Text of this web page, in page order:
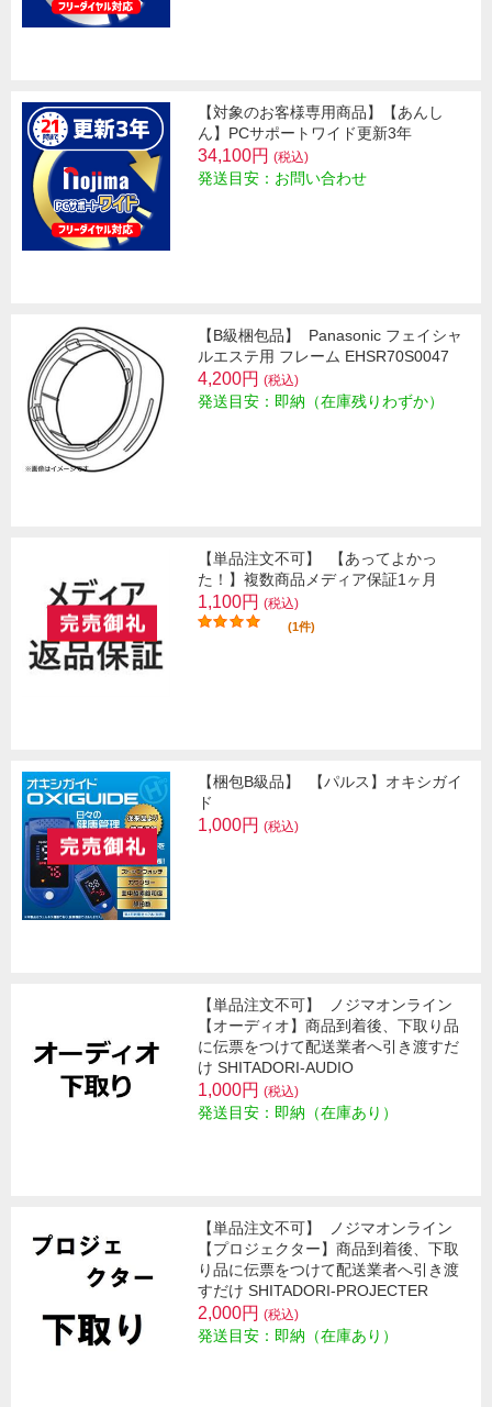
【対象のお客様専用商品】【あんし
ん】PCサポートワイド更新3年
34,100円 (税込)
発送目安：お問い合わせ
【B級梱包品】
Panasonic フェイシャ
ルエステ用 フレーム EHSR70S0047
4,200円 (税込)
発送目安：即納（在庫残りわずか）
【単品注文不可】
【あってよかっ
た！】複数商品メディア保証1ヶ月
1,100円 (税込)
(1件)
【梱包B級品】
【パルス】オキシガイ
ド
1,000円 (税込)
【単品注文不可】
ノジマオンライン
【オーディオ】商品到着後、下取り品
に伝票をつけて配送業者へ引き渡すだ
け SHITADORI-AUDIO
1,000円 (税込)
発送目安：即納（在庫あり）
【単品注文不可】
ノジマオンライン
【プロジェクター】商品到着後、下取
り品に伝票をつけて配送業者へ引き渡
すだけ SHITADORI-PROJECTER
2,000円 (税込)
発送目安：即納（在庫あり）